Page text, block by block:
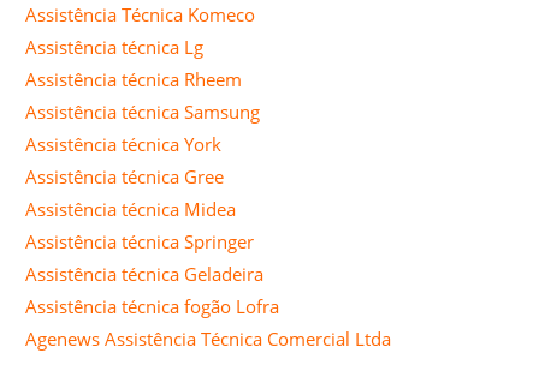
Assistência Técnica Komeco
Assistência técnica Lg
Assistência técnica Rheem
Assistência técnica Samsung
Assistência técnica York
Assistência técnica Gree
Assistência técnica Midea
Assistência técnica Springer
Assistência técnica Geladeira
Assistência técnica fogão Lofra
Agenews Assistência Técnica Comercial Ltda